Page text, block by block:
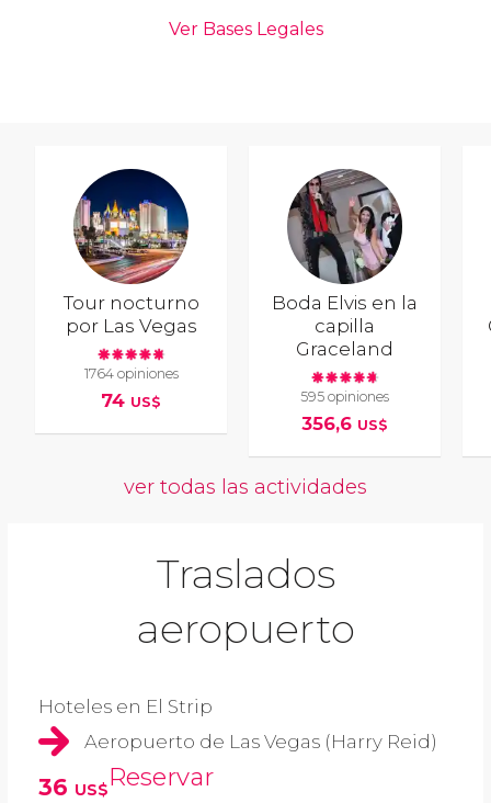
Tour nocturno
por Las Vegas
1764 opiniones
74 US$
Boda Elvis en la
capilla
Graceland
595 opiniones
356,6 US$
ver todas las actividades
Traslados
aeropuerto
Hoteles en El Strip
Aeropuerto de Las Vegas (Harry Reid)
36 US$Reservar